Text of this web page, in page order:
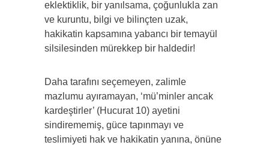
eklektiklik, bir yanılsama, çoğunlukla zan
ve kuruntu, bilgi ve bilinçten uzak,
hakikatin kapsamına yabancı bir temayül
silsilesinden mürekkep bir haldedir!
Daha tarafını seçemeyen, zalimle
mazlumu ayıramayan, ‘mü’minler ancak
kardeştirler’ (Hucurat 10) ayetini
sindirememiş, güce tapınmayı ve
teslimiyeti hak ve hakikatin yanına, önüne